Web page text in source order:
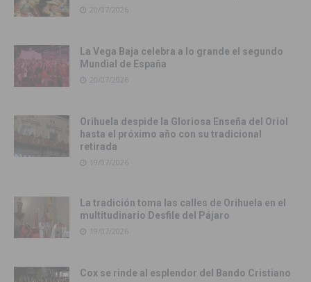
20/07/2026
La Vega Baja celebra a lo grande el segundo
Mundial de España
20/07/2026
Orihuela despide la Gloriosa Enseña del Oriol
hasta el próximo año con su tradicional
retirada
19/07/2026
La tradición toma las calles de Orihuela en el
multitudinario Desfile del Pájaro
19/07/2026
Cox se rinde al esplendor del Bando Cristiano